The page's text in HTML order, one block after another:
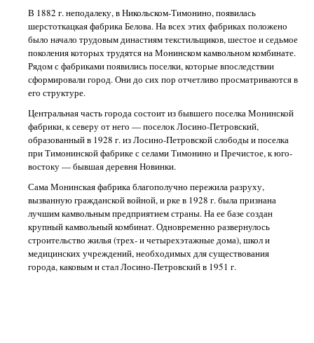
В 1882 г. неподалеку, в Никольском-Тимонино, появилась
шерстоткацкая фабрика Белова. На всех этих фабриках положено
было начало трудовым династиям текстильщиков, шестое и седьмое
поколения которых трудятся на Монинском камвольном комбинате.
Рядом с фабриками появились поселки, которые впоследствии
сформировали город. Они до сих пор отчетливо просматриваются в
его структуре.
Центральная часть города состоит из бывшего поселка Монинской
фабрики, к северу от него — поселок Лосино-Петровский,
образованный в 1928 г. из Лосино-Петровской слободы и поселка
при Тимонинской фабрике с селами Тимонино и Пречистое, к юго-
востоку — бывшая деревня Новинки.
Сама Монинская фабрика благополучно пережила разруху,
вызванную гражданской войной, и рке в 1928 г. была признана
лучшим камвольным предприятием страны. На ее базе создан
крупный камвольный комбинат. Одновременно развернулось
строительство жилья (трех- и четырехэтажные дома), школ и
медицинских учреждений, необходимых для существования
города, каковым и стал Лосино-Петровский в 1951 г.